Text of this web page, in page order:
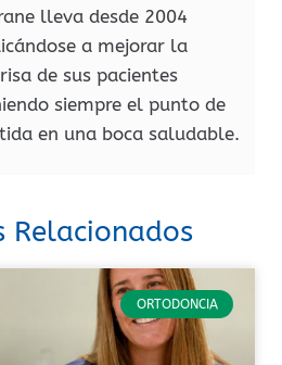
lleva desde 2004
a mejorar la
de sus pacientes
siempre el punto de
en una boca saludable.
Relacionados
ORTODONCIA